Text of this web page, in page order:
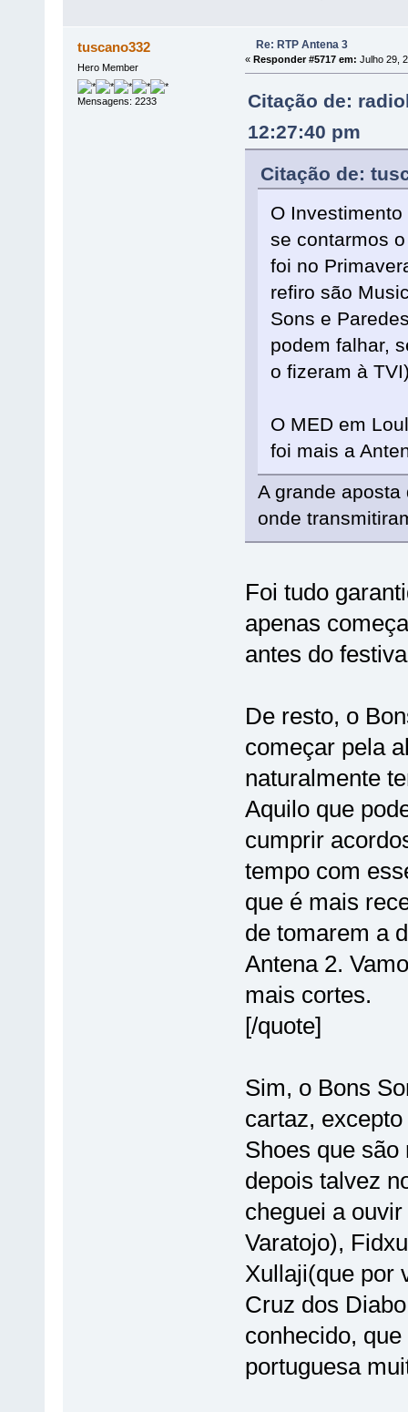
tuscano332
Hero Member
Mensagens: 2233
Re: RTP Antena 3
« Responder #5717 em: Julho 29,
Citação de:
12:27:40 pm
Citação de:
O
se contarmos
foi no
refiro são
Sons e
podem falhar,
o fizeram à
O MED em
foi mais a
A grande
onde
Foi tudo
apenas
antes do
De resto, o
começar pela
naturalmente
Aquilo que
cumprir
tempo com
que é mais
de tomarem a
Antena 2.
mais cortes.
[/quote]
Sim, o Bons
cartaz,
Shoes que
depois talvez
cheguei a
Varatojo),
Xullaji(que por
Cruz dos
conhecido,
portuguesa